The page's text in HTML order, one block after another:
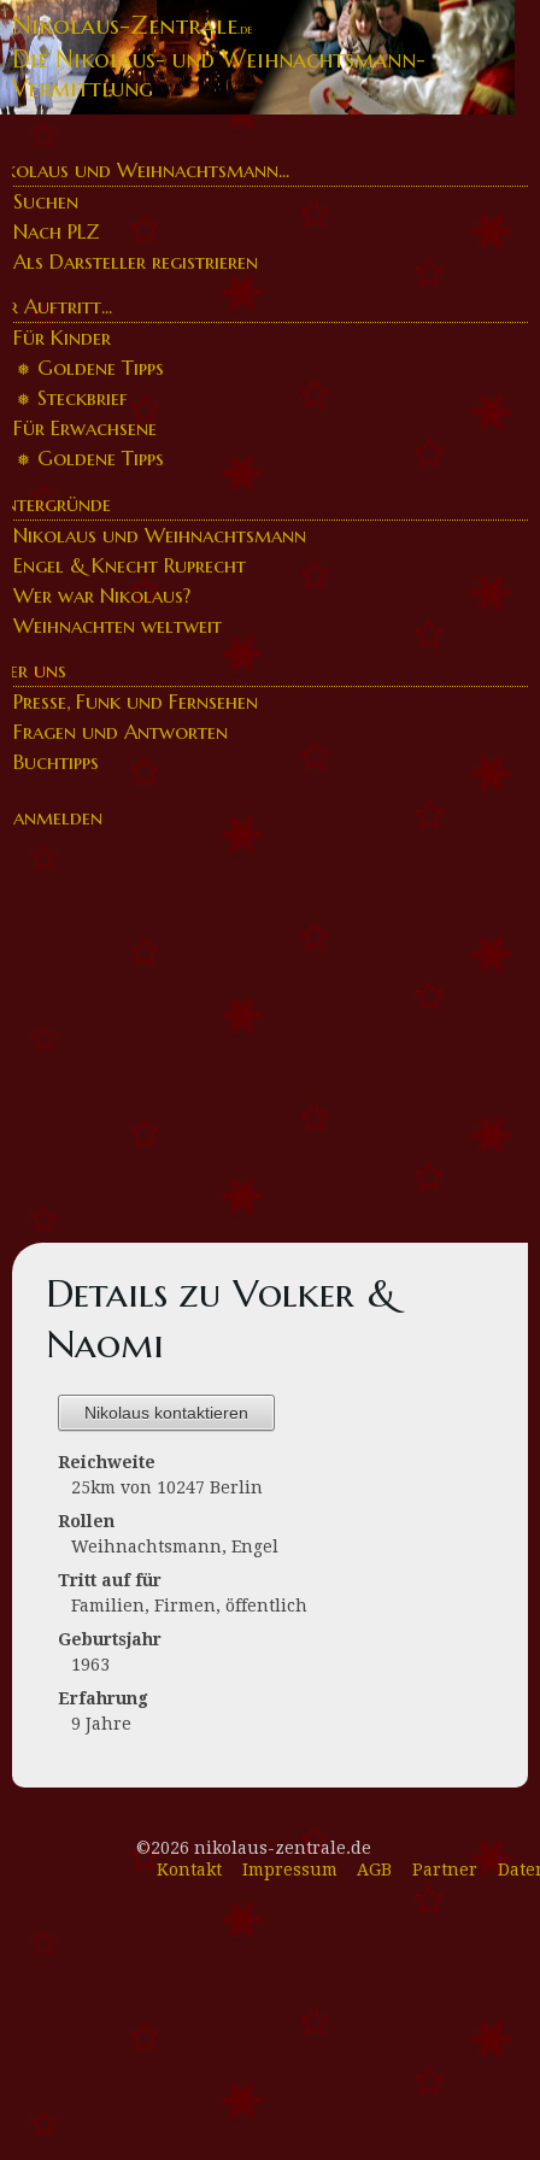
Nikolaus-Zentrale.de
Die Nikolaus- und Weihnachtsmann-
Vermittlung
und Weihnachtsmann...
Suchen
Nach PLZ
Als Darsteller registrieren
Auftritt...
Für Kinder
Goldene Tipps
Steckbrief
Für Erwachsene
Goldene Tipps
Nikolaus und Weihnachtsmann
Engel & Knecht Ruprecht
Wer war Nikolaus?
Weihnachten weltweit
uns
Presse, Funk und Fernsehen
Fragen und Antworten
Buchtipps
anmelden
Details zu Volker &
Naomi
Nikolaus kontaktieren
Reichweite
25km von 10247 Berlin
Rollen
Weihnachtsmann, Engel
Tritt auf für
Familien, Firmen, öffentlich
Geburtsjahr
1963
Erfahrung
9 Jahre
©2026 nikolaus-zentrale.de
Kontakt
Impressum AGB Partner